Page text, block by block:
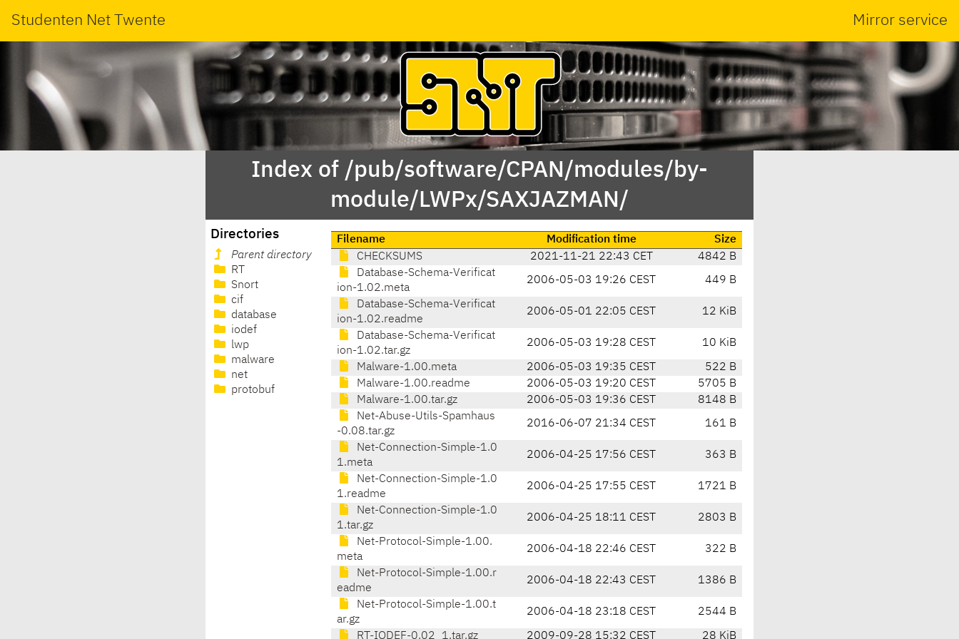
Studenten Net Twente Mirror service
Index of /pub/software/CPAN/modules/by-
module/LWPx/SAXJAZMAN/
Directories
Parent directory
RT
Snort
cif
database
iodef
lwp
malware
net
protobuf
Filename Modification time
Size
CHECKSUMS
2021-11-21 22:43 CET
4842 B
Database-Schema-Verificat
ion-1.02.meta
2006-05-03 19:26 CEST 449 B
Database-Schema-Verificat
ion-1.02.readme
2006-05-01 22:05 CEST 12 KiB
Database-Schema-Verificat
ion-1.02.tar.gz
2006-05-03 19:28 CEST 10 KiB
Malware-1.00.meta 2006-05-03 19:35 CEST
522 B
Malware-1.00.readme
2006-05-03 19:20 CEST
5705 B
Malware-1.00.tar.gz
2006-05-03 19:36 CEST
8148 B
Net-Abuse-Utils-Spamhaus
-0.08.tar.gz
2016-06-07 21:34 CEST 161 B
Net-Connection-Simple-1.0
1.meta
2006-04-25 17:56 CEST 363 B
Net-Connection-Simple-1.0
1.readme
2006-04-25 17:55 CEST 1721 B
Net-Connection-Simple-1.0
1.tar.gz
2006-04-25 18:11 CEST 2803 B
Net-Protocol-Simple-1.00.
meta
2006-04-18 22:46 CEST 322 B
Net-Protocol-Simple-1.00.r
eadme
2006-04-18 22:43 CEST 1386 B
Net-Protocol-Simple-1.00.t
ar.gz
2006-04-18 23:18 CEST 2544 B
RT-IODEF-0.02_1.tar.gz 2009-09-28 15:32 CEST 28 KiB